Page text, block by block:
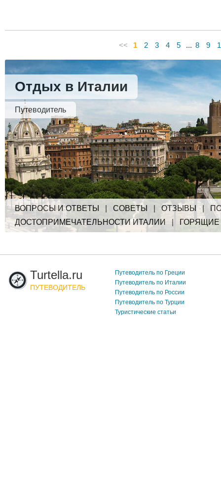
<< 1 2 3 4 5 ... 8 9
Отдых в Италии
Путеводитель
ВОПРОСЫ И ОТВЕТЫ СОВЕТЫ ОТЗЫВЫ |
ДОСТОПРИМЕЧАТЕЛЬНОСТИ ИТАЛИИ
ГОРЯЩИЕ
Turtella.ru
ПУТЕВОДИТЕЛЬ
Путеводитель по Греции
Путеводитель по Италии
Путеводитель по России
Путеводитель по Турции
Туристические статьи